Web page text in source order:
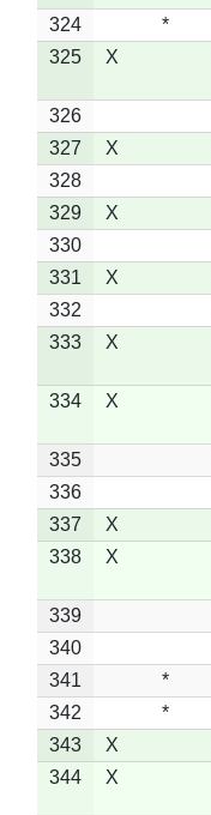
324 *
325
X
326
327
X
328
329
X
330
331
X
332
333
X
334 X
335
336
337
X
338
X
339
340
341
*
342
*
343
X
344
X